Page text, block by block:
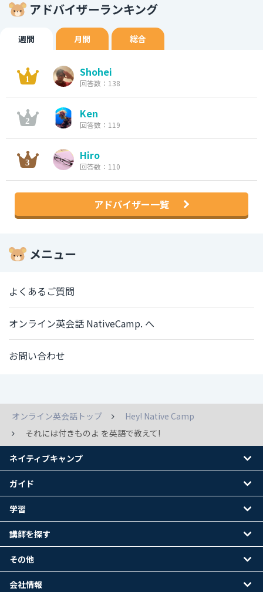
アドバイザーランキング
週間 月間 総合
Shohei
回答数：138
Ken
回答数：119
Hiro
回答数：110
アドバイザー一覧
メニュー
よくあるご質問
オンライン英会話 NativeCamp. へ
お問い合わせ
オンライン英会話トップ
Hey! Native Camp
それには付きものよ を英語で教えて!
ネイティブキャンプ
ガイド
学習
講師を探す
その他
会社情報